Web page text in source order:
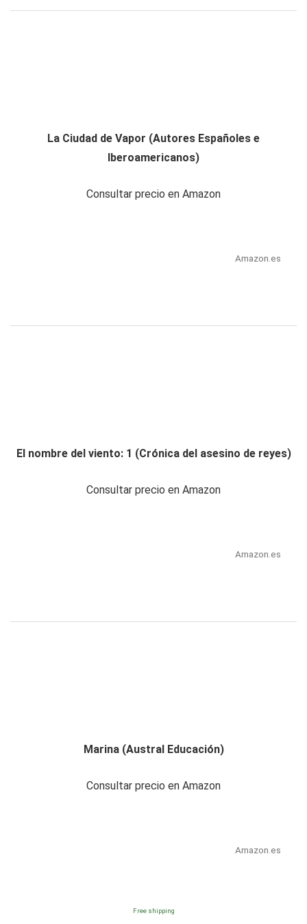
La Ciudad de Vapor (Autores Españoles e
Iberoamericanos)
Consultar precio en Amazon
Amazon.es
El nombre del viento: 1 (Crónica del asesino de reyes)
Consultar precio en Amazon
Amazon.es
Marina (Austral Educación)
Consultar precio en Amazon
Amazon.es
Free shipping